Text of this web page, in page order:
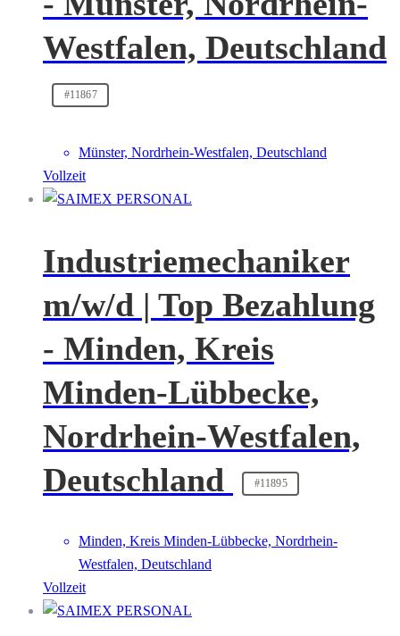
Westfalen, Deutschland
#11867
Münster, Nordrhein-Westfalen, Deutschland
Vollzeit
Industriemechaniker
m/w/d | Top Bezahlung
- Minden, Kreis
Minden-Lübbecke,
Nordrhein-Westfalen,
Deutschland
#11895
Minden, Kreis Minden-Lübbecke, Nordrhein-
Westfalen, Deutschland
Vollzeit